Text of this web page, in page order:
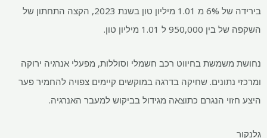
בירידה של 6% מ 1.01 מיליון טון בשנת 2023, הקצה התחתון של
ל 1.01 מיליון טון.
בחיווט רכב חשמלי וסוללות, מפעלי אנרגיה ירוקה
שחיקה בדרגה במוקשים קיימים צפויה להחמיר פער
הנגרם כתוצאה מגידול בביקוש למעבר האנרגיה.